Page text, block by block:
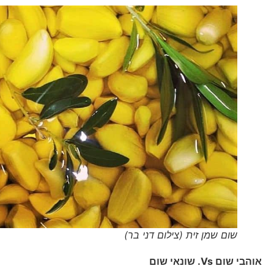
שום שמן זית (צילום דני בר)
אוהבי שוםVs. שונאי שום